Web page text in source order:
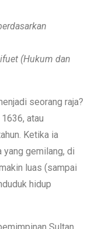
(Hukum dan
seorang raja?
atau
Ketika ia
yang gemilang, di
luas (sampai
hidup